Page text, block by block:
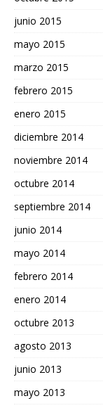
junio 2015
mayo 2015
marzo 2015
febrero 2015
enero 2015
diciembre 2014
noviembre 2014
octubre 2014
septiembre 2014
junio 2014
mayo 2014
febrero 2014
enero 2014
octubre 2013
agosto 2013
junio 2013
mayo 2013